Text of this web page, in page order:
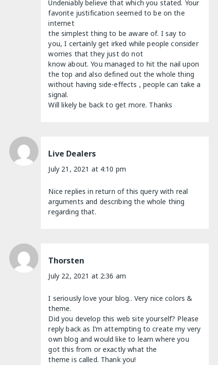
Undeniably believe that which you stated. Your
favorite justification seemed to be on the
internet
the simplest thing to be aware of. I say to
you, I certainly get irked while people consider
worries that they just do not
know about. You managed to hit the nail upon
the top and also defined out the whole thing
without having side-effects , people can take a
signal.
Will likely be back to get more. Thanks
Live Dealers
July 21, 2021 at 4:10 pm
Nice replies in return of this query with real
arguments and describing the whole thing
regarding that.
Thorsten
July 22, 2021 at 2:36 am
I seriously love your blog.. Very nice colors &
theme.
Did you develop this web site yourself? Please
reply back as I’m attempting to create my very
own blog and would like to learn where you
got this from or exactly what the
theme is called. Thank you!